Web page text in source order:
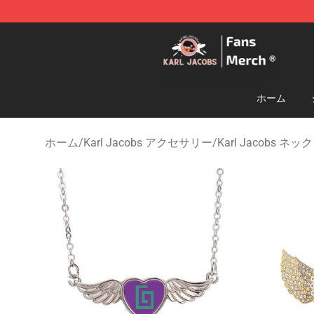
Karl Jacobs Store - Official Karl Jacobs Merchandise
ホーム
ホーム/Karl Jacobs アクセサリー/Karl Jacobs ネッ